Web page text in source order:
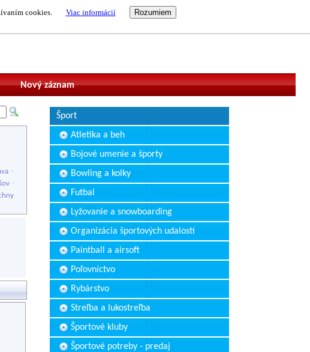
cookies. Viac informácií
Nový záznam
-
-
Šport
Atletika a beh
Bojové umenie a športy
Bowling a kolky
Futbal
Lyžovanie a snowboarding
Organizácia športových udalostí
Paintball a airsoft
Poľovníctvo
Rybárstvo
Streľba a lukostreľba
Športové kluby
Športové potreby - predaj